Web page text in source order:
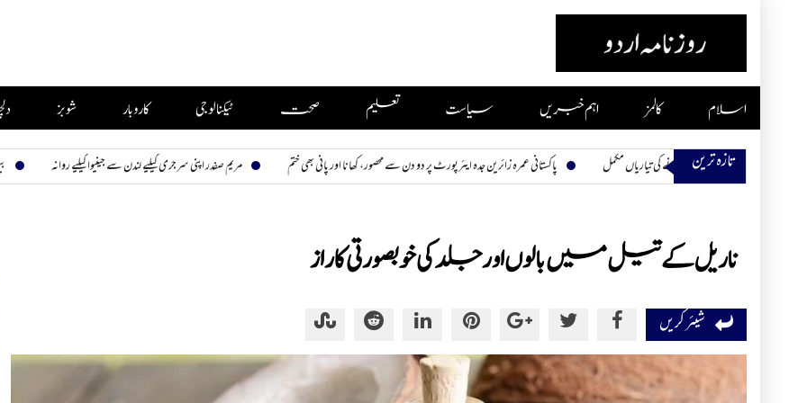
to
اسلام کالمز اہم خبریں سیاست تعلیم صحت ٹیکنالوجی کاروبار شوبز
تازہ ترین پاکستانی عمرہ زائرین جدہ ایئرپورٹ پر دو دن سے محصور، کھانا اور پانی بھی ختم مریم صفدر اپنی سرجری کیلیے لندن سے جینیوا کیلیے روانہ بیوی تیری، نظارہ
ناریل کے تیل میں بالوں اور جلد کی خوبصورتی کا راز
شیئر کریں